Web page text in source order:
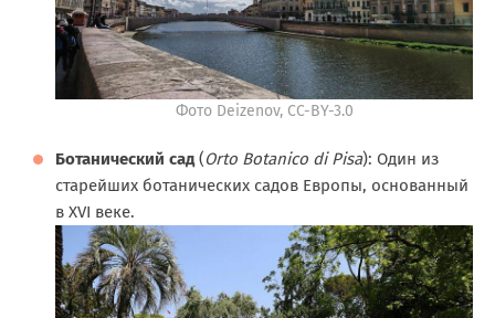
Фото Deizenov, CC-BY-3.0
Ботанический сад(Orto Botanico di Pisa): Один из
старейших ботанических садов Европы, основанный
в XVI веке.